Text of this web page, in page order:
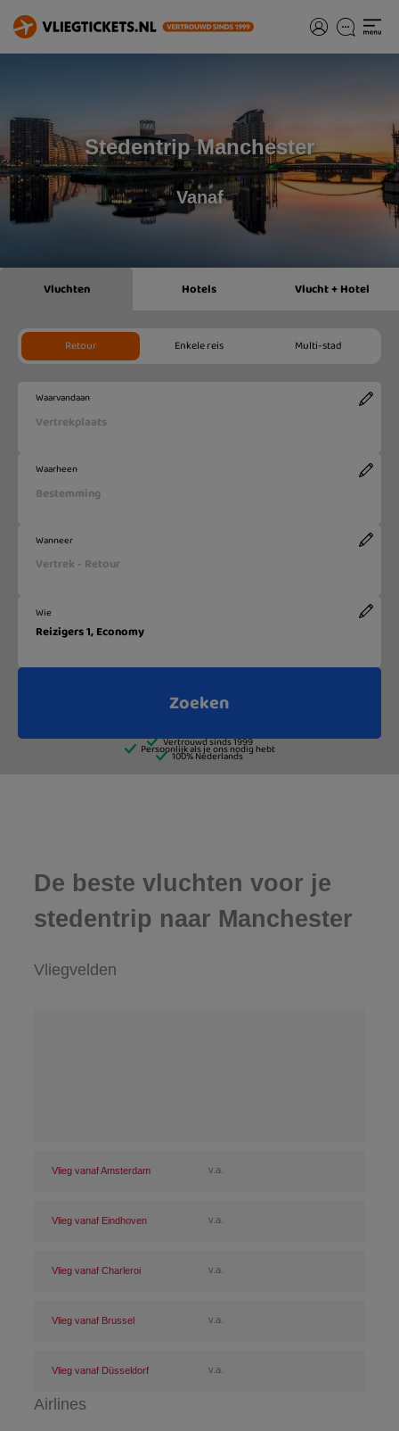
Stedentrip Manchester
Vanaf
De beste vluchten voor je
stedentrip naar Manchester
Vliegvelden
Vlieg vanaf Amsterdam v.a.
Vlieg vanaf Eindhoven v.a.
Vlieg vanaf Charleroi v.a.
Vlieg vanaf Brussel v.a.
Vlieg vanaf Düsseldorf v.a.
Airlines